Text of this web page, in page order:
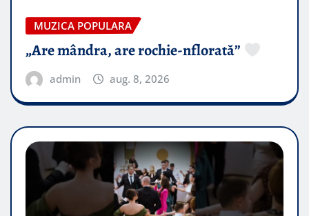
MUZICA POPULARA
„Are mândra, are rochie-nflorată”
admin aug. 8, 2026